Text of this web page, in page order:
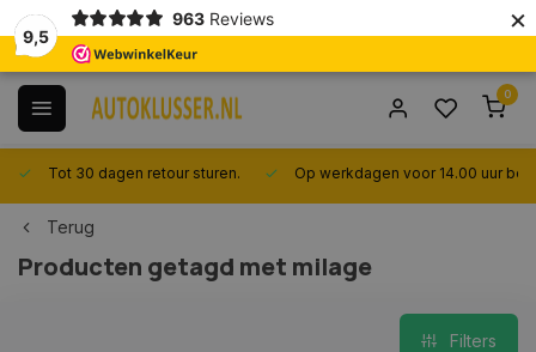
9,5
963 Reviews ×
0
Tot 30 dagen retour sturen. Op werkdagen voor 14.00 uur
Terug
Producten getagd met milage
Filters